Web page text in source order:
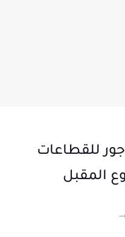
للقطاعات
المقبل